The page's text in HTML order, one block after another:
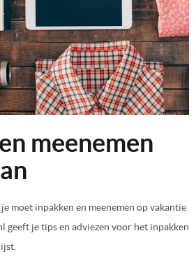
meenemen
moet inpakken en meenemen op vakantie
geeft je tips en adviezen voor het inpakken